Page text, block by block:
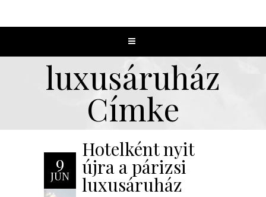
luxusáruház
Címke
9
JÚN
Hotelként nyit
újra a párizsi
luxusáruház